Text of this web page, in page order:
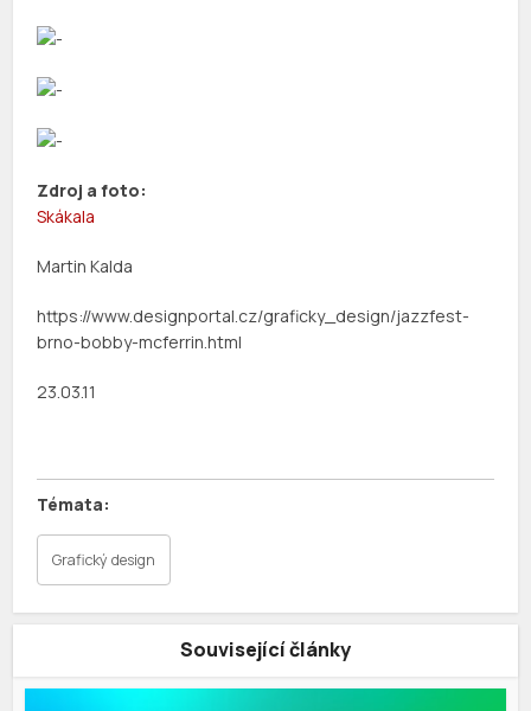
Zdroj a foto:
Skákala
Martin Kalda
https://www.designportal.cz/graficky_design/jazzfest-
brno-bobby-mcferrin.html
23.03.11
Grafický design
Související články